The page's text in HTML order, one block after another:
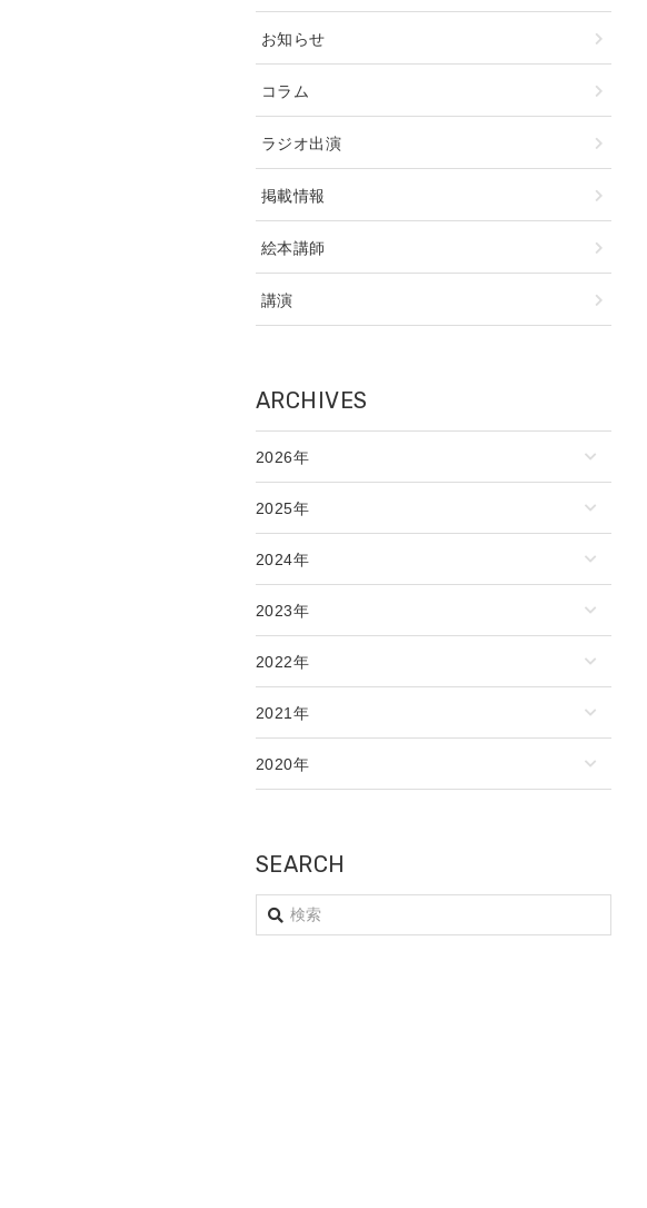
お知らせ
コラム
ラジオ出演
掲載情報
絵本講師
講演
ARCHIVES
2026年
2025年
2024年
2023年
2022年
2021年
2020年
SEARCH